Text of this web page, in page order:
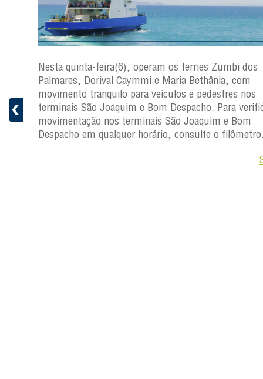
Nesta quinta-feira(6), operam os ferries Zumbi dos
Palmares, Dorival Caymmi e Maria Bethânia, com
movimento tranquilo para veículos e pedestres nos
terminais São Joaquim e Bom Despacho. Para
movimentação nos terminais São Joaquim e Bom
Despacho em qualquer horário, consulte o